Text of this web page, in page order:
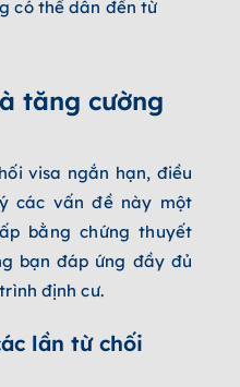
có thể dẫn đến từ
tăng cường
visa ngắn hạn, điều
các vấn đề này một
bằng chứng thuyết
bạn đáp ứng đầy đủ
định cư.
lần từ chối